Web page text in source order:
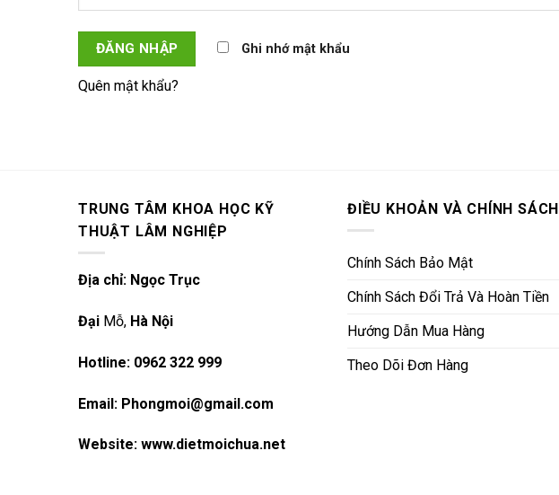
ĐĂNG NHẬP Ghi nhớ mật khẩu
Quên mật khẩu?
TRUNG TÂM KHOA HỌC KỸ
THUẬT LÂM NGHIỆP
Địa chỉ: Ngọc Trục
Đại Mỗ, Hà Nội
Hotline: 0962 322 999
Email: Phongmoi@gmail.com
Website: www.dietmoichua.net
ĐIỀU KHOẢN VÀ CHÍNH SÁCH
Chính Sách Bảo Mật
Chính Sách Đổi Trả Và Hoàn Tiền
Hướng Dẫn Mua Hàng
Theo Dõi Đơn Hàng